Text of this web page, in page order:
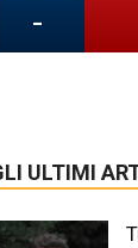
-
ULTIMI